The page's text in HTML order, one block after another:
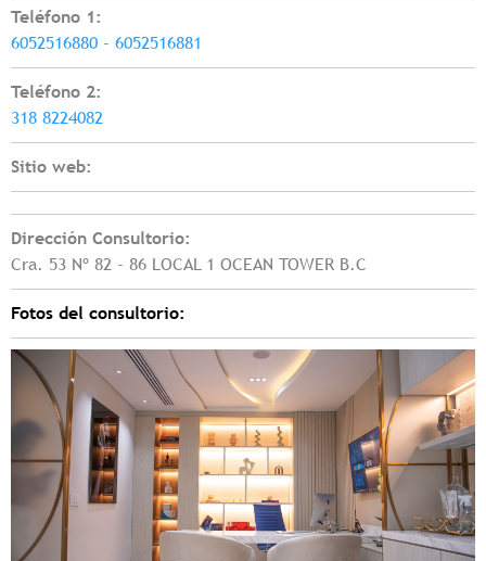
Teléfono 1:
6052516880 - 6052516881
Teléfono 2:
318 8224082
Sitio web:
Dirección Consultorio:
Cra. 53 Nº 82 - 86 LOCAL 1 OCEAN TOWER B.C
Fotos del consultorio: